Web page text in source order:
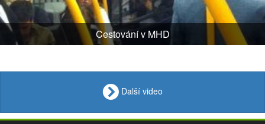
Cestování v MHD
Další video